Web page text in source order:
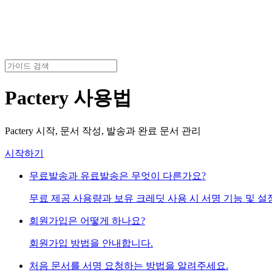
Pactery 사용법
Pactery 시작, 문서 작성, 발송과 완료 문서 관리
시작하기
무료발송과 유료발송은 무엇이 다른가요?
무료 제공 사용량과 보유 크레딧 사용 시 서명 기능 및 설
회원가입은 어떻게 하나요?
회원가입 방법을 안내합니다.
처음 문서를 서명 요청하는 방법을 알려주세요.